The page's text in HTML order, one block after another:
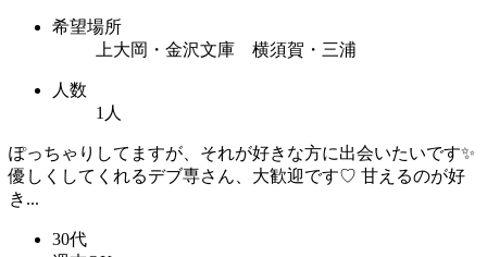
希望場所
上大岡・金沢文庫 横須賀・三浦
人数
1人
ぽっちゃりしてますが、それが好きな方に出会いたいです✨
優しくしてくれるデブ専さん、大歓迎です♡ 甘えるのが好
き...
30代